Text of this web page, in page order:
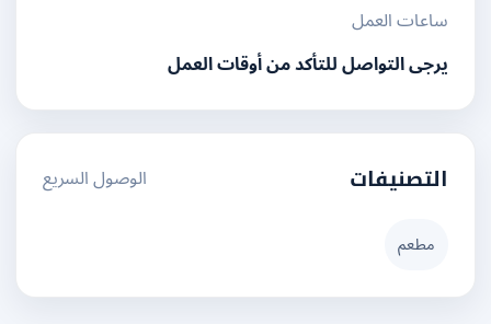
ساعات العمل
يرجى التواصل للتأكد من أوقات العمل
التصنيفات الوصول السريع